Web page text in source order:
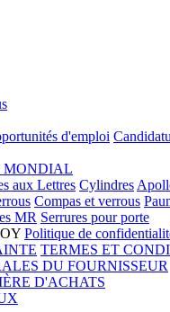
d'emploi
MONDIAL
aux Lettres Cylindres
Compas et verrous
MR Serrures pour porte
Politique de
TERMES ET
DU FOURNISSEUR
D'ACHATS